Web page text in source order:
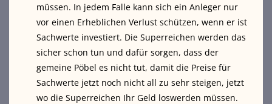
müssen. In jedem Falle kann sich ein Anleger nur
vor einen Erheblichen Verlust schützen, wenn er ist
Sachwerte investiert. Die Superreichen werden das
sicher schon tun und dafür sorgen, dass der
gemeine Pöbel es nicht tut, damit die Preise für
Sachwerte jetzt noch nicht all zu sehr steigen, jetzt
wo die Superreichen Ihr Geld loswerden müssen.